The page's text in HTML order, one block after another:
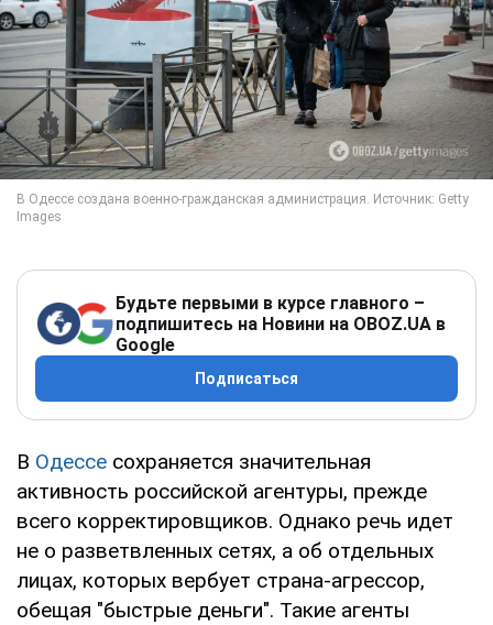
Будьте первыми в курсе главного –
подпишитесь на Новини на OBOZ.UA в
Google
Подписаться
В Одессе сохраняется значительная
активность российской агентуры, прежде
всего корректировщиков. Однако речь идет
не о разветвленных сетях, а об отдельных
лицах, которых вербует страна-агрессор,
обещая "быстрые деньги". Такие агенты